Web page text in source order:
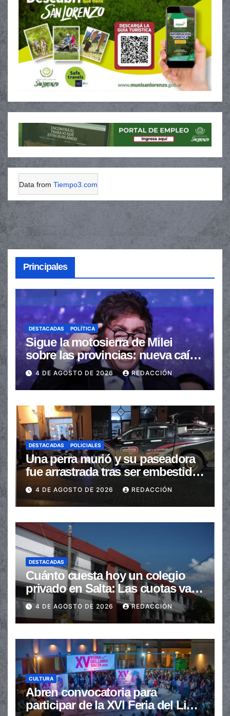
Data from Tiempo3.com
Principales
DESTACADAS POLÍTICA
Sigue la motosierra de Milei
sobre las provincias: nueva caída
de las transferencias no
automáticas
4 DE AGOSTO DE 2026 REDACCIÓN
DESTACADAS POLICIALES
Una perra murió y su paseadora
fue arrastrada tras ser embestidas
en la senda peatonal
4 DE AGOSTO DE 2026 REDACCIÓN
DESTACADAS
Cuánto cuesta hoy un colegio
privado en Salta: Las cuotas van
de $110.000 a más de $600.000
4 DE AGOSTO DE 2026 REDACCIÓN
CULTURA
Abren convocatoria para
participar de la XVI Feria del Libro